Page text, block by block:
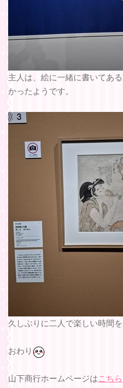
主人は、絵に一緒に書いてあ
かったようです。
久しぶりに二人で楽しい時間
おわり
山下商行ホームページはこちら